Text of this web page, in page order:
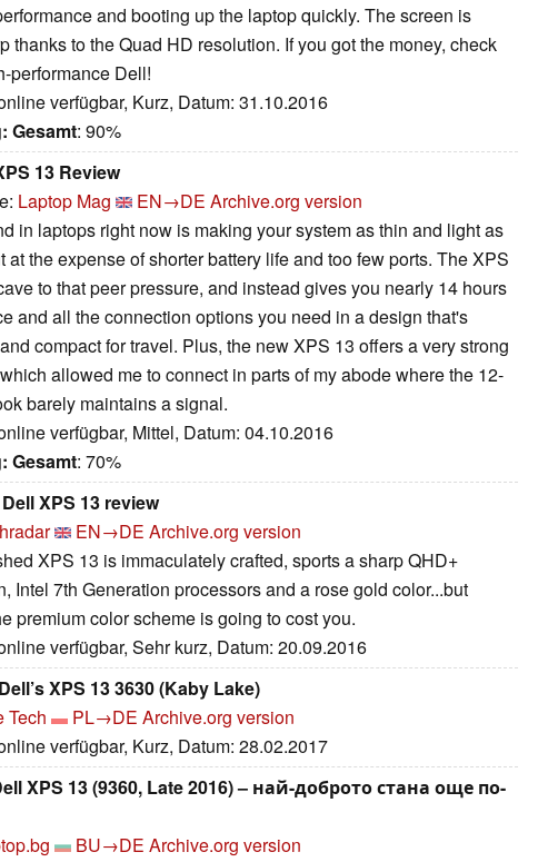
and booting up the laptop quickly. The screen is
thanks to the Quad HD resolution. If you got the money, check
performance Dell!
verfügbar, Kurz, Datum: 31.10.2016
Gesamt: 90%
13 Review
Laptop Mag EN→DE Archive.org version
in laptops right now is making your system as thin and light as
at the expense of shorter battery life and too few ports. The XPS
to that peer pressure, and instead gives you nearly 14 hours
and all the connection options you need in a design that's
compact for travel. Plus, the new XPS 13 offers a very strong
allowed me to connect in parts of my abode where the 12-
barely maintains a signal.
verfügbar, Mittel, Datum: 04.10.2016
Gesamt: 70%
XPS 13 review
EN→DE Archive.org version
XPS 13 is immaculately crafted, sports a sharp QHD+
Intel 7th Generation processors and a rose gold color...but
premium color scheme is going to cost you.
verfügbar, Sehr kurz, Datum: 20.09.2016
XPS 13 3630 (Kaby Lake)
Tech PL→DE Archive.org version
verfügbar, Kurz, Datum: 28.02.2017
XPS 13 (9360, Late 2016) – най-доброто стана още по-
BU→DE Archive.org version